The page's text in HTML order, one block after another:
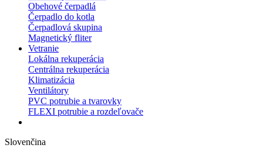
Obehové čerpadlá
Čerpadlo do kotla
Čerpadlová skupina
Magnetický fliter
Vetranie
Lokálna rekuperácia
Centrálna rekuperácia
Klimatizácia
Ventilátory
PVC potrubie a tvarovky
FLEXI potrubie a rozdeľovače
Slovenčina